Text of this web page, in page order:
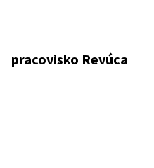
pracovisko Revúca